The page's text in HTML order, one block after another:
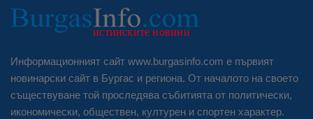
Информационният сайт www.burgasinfo.com е първият
новинарски сайт в Бургас и региона. От началото на своето
съществуване той проследява събитията от политически,
икономически, обществен, културен и спортен характер.